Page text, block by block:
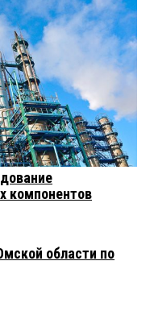
компонентов
области по